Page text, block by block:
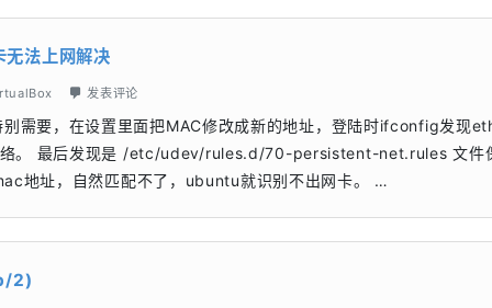
法上网解决
发表评论
需要，在设置里面把MAC修改成新的地址，登陆时ifconfig发现
络。 最后发现是 /etc/udev/rules.d/70-persistent-net.rules 文件
地址，自然匹配不了，ubuntu就识别不出网卡。 …
2)